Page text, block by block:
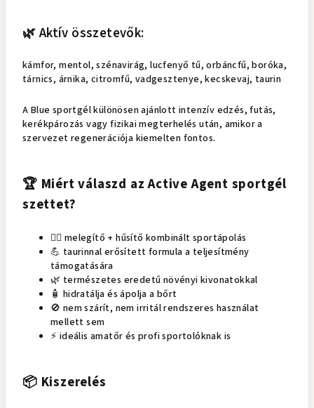
🌿 Aktív összetevők:
kámfor, mentol, szénavirág, lucfenyő tű, orbáncfű, boróka,
tárnics, árnika, citromfű, vadgesztenye, kecskevaj, taurin
A Blue sportgél különösen ajánlott intenzív edzés, futás,
kerékpározás vagy fizikai megterhelés után, amikor a
szervezet regenerációja kiemelten fontos.
🏆 Miért válaszd az Active Agent sportgél
szettet?
🏃‍♂️ melegítő + hűsítő kombinált sportápolás
💪 taurinnal erősített formula a teljesítmény
támogatására
🌿 természetes eredetű növényi kivonatokkal
🧴 hidratálja és ápolja a bőrt
🚫 nem szárít, nem irritál rendszeres használat
mellett sem
⚡ ideális amatőr és profi sportolóknak is
📦 Kiszerelés